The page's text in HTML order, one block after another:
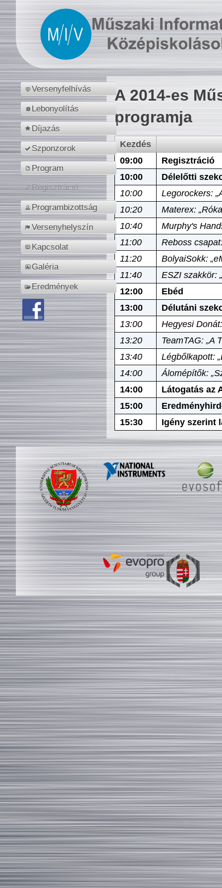
Versenyfelhívás
Lebonyolítás
Díjazás
Szponzorok
Program
Regisztráció
Programbizottság
Versenyhelyszín
Kapcsolat
Galéria
Eredmények
A 2014-es
programja
Kezdés
09:00
Regisztráció
10:00
Délelőtti
10:00
Legorockers:
10:20
Materex:
10:40
Murphy's
11:00
Reboss
11:20
BolyaiSokk:
11:40
ESZI szakkör:
12:00
Ebéd
13:00
Délutáni
13:00
Hegyesi
13:20
TeamTAG: „A
13:40
Légbőlkapott:
14:00
Álomépítők:
14:00
Látogatás az
15:00
15:30
Igény szerint